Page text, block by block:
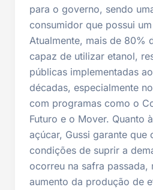
para o governo, sendo
consumidor que possui
Atualmente, mais de 80%
capaz de utilizar etanol,
públicas implementadas
décadas, especialmente
com programas como o
Futuro e o Mover. Quanto
açúcar, Gussi garante que
condições de suprir a
ocorreu na safra passada,
aumento da produção de